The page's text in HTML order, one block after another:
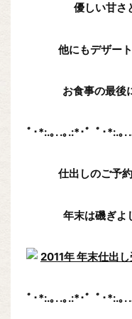
優しい甘さ
他にもデザー
お食事の最後
ﾟ･*:.｡. .｡.:*･゜ﾟ･*:.｡.
仕出しのご予
年末は磯ぎよ
ﾟ･*:.｡. .｡.:*･゜ﾟ･*:.｡.